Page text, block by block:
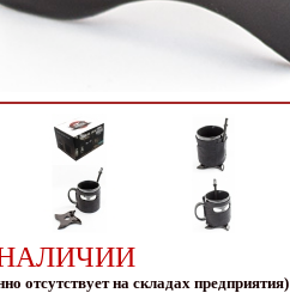
отсутствует на складах предприятия)